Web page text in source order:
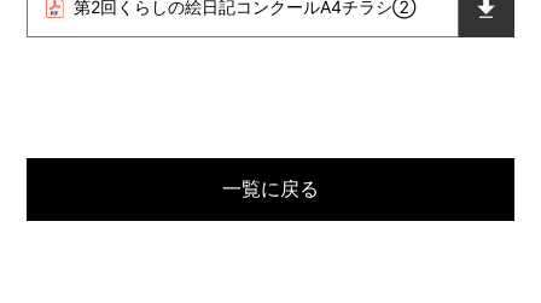
第2回くらしの絵日記コンクールA4チラシ②
一覧に戻る